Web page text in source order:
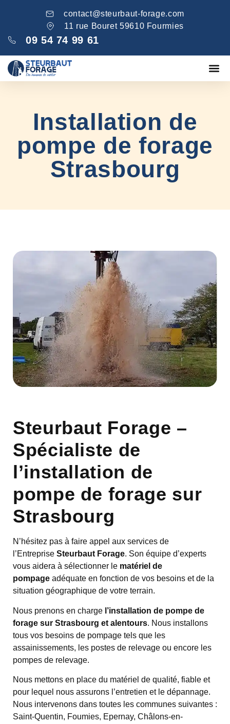
contact@steurbaut-forage.com
11 rue Bouret 59610 Fourmies
09 54 74 99 61
Installation de
pompe de forage
Strasbourg
Steurbaut Forage –
Spécialiste de
l’installation de
pompe de forage sur
Strasbourg
N’hésitez pas à faire appel aux services de
l’Entreprise Steurbaut Forage. Son équipe d’experts
vous aidera à sélectionner le matériel de
pompage adéquate en fonction de vos besoins et de la
situation géographique de votre terrain.
Nous prenons en charge l’installation de pompe de
forage sur Strasbourg et alentours. Nous installons
tous vos besoins de pompage tels que les
assainissements, les postes de relevage ou encore les
pompes de relevage.
Nous mettons en place du matériel de qualité, fiable et
pour lequel nous assurons l’entretien et le dépannage.
Nous intervenons dans toutes les communes suivantes :
Saint-Quentin, Foumies, Epernay, Châlons-en-